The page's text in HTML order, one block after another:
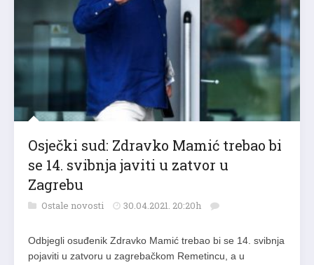
Osječki sud: Zdravko Mamić trebao bi
se 14. svibnja javiti u zatvor u
Zagrebu
Ostale novosti 30.04.2021. 20:20h
Odbjegli osuđenik Zdravko Mamić trebao bi se 14. svibnja
pojaviti u zatvoru u zagrebačkom Remetincu, a u